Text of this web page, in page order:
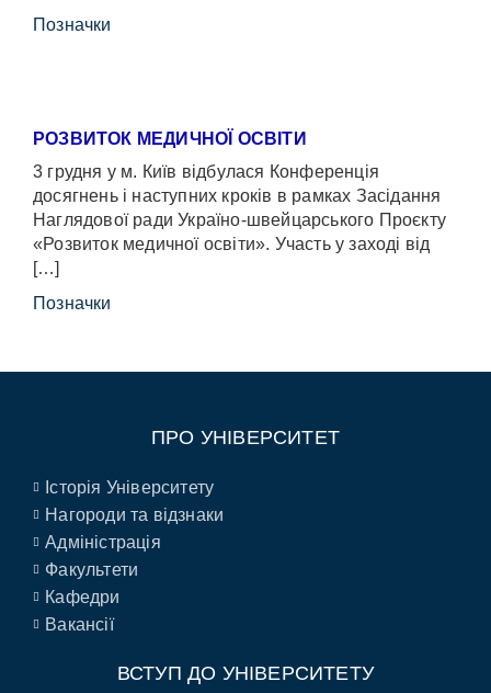
Позначки
РОЗВИТОК МЕДИЧНОЇ ОСВІТИ
3 грудня у м. Київ відбулася Конференція
досягнень і наступних кроків в рамках Засідання
Наглядової ради Україно-швейцарського Проєкту
«Розвиток медичної освіти». Участь у заході від
[…]
Позначки
ПРО УНІВЕРСИТЕТ
Історія Університету
Нагороди та відзнаки
Адміністрація
Факультети
Кафедри
Вакансії
ВСТУП ДО УНІВЕРСИТЕТУ